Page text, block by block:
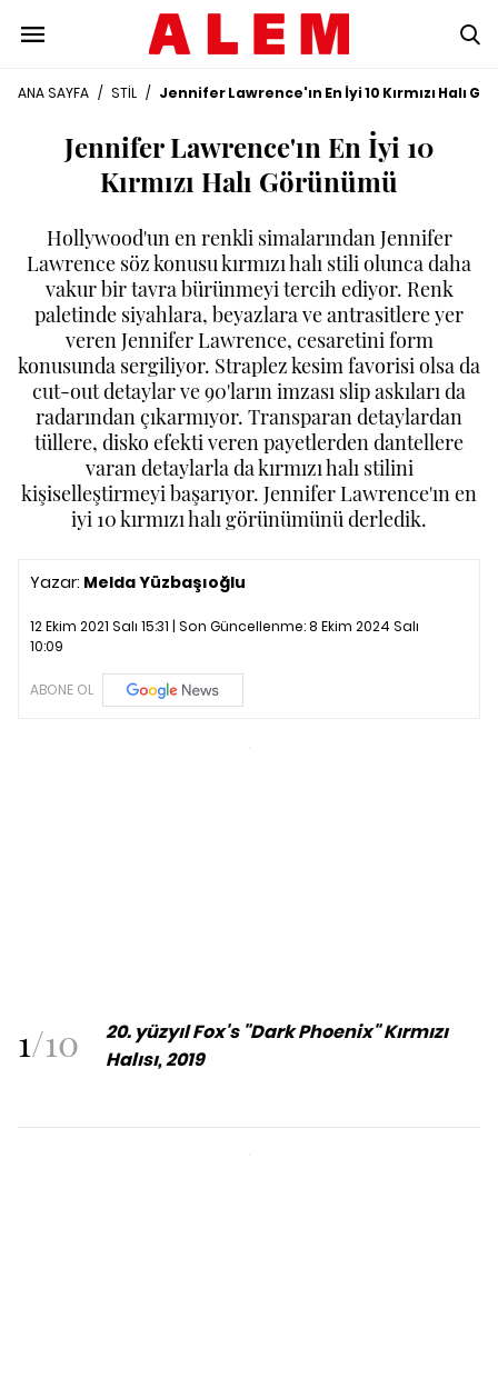
ANA SAYFA / STİL / Jennifer Lawrence'ın En İyi 10 Kırmızı Halı
Jennifer Lawrence'ın En İyi 10
Kırmızı Halı Görünümü
Hollywood'un en renkli simalarından Jennifer
Lawrence söz konusu kırmızı halı stili olunca daha
vakur bir tavra bürünmeyi tercih ediyor. Renk
paletinde siyahlara, beyazlara ve antrasitlere yer
veren Jennifer Lawrence, cesaretini form
konusunda sergiliyor. Straplez kesim favorisi olsa da
cut-out detaylar ve 90'ların imzası slip askıları da
radarından çıkarmıyor. Transparan detaylardan
tüllere, disko efekti veren payetlerden dantellere
varan detaylarla da kırmızı halı stilini
kişiselleştirmeyi başarıyor. Jennifer Lawrence'ın en
iyi 10 kırmızı halı görünümünü derledik.
Yazar: Melda Yüzbaşıoğlu
12 Ekim 2021 Salı 15:31 | Son Güncellenme:8 Ekim 2024 Salı
10:09
ABONE OL
1/10
20. yüzyıl Fox's "Dark Phoenix" Kırmızı
Halısı, 2019